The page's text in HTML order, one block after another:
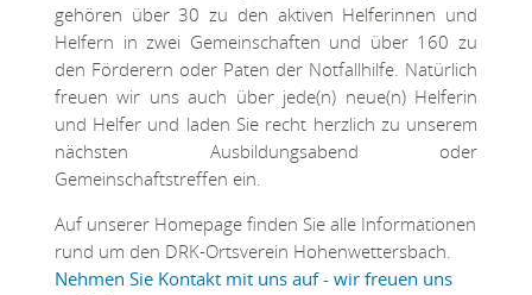
gehören über 30 zu den aktiven Helferinnen und
Helfern in zwei Gemeinschaften und über 160 zu
den Förderern oder Paten der Notfallhilfe. Natürlich
freuen wir uns auch über jede(n) neue(n) Helferin
und Helfer und laden Sie recht herzlich zu unserem
nächsten Ausbildungsabend oder
Gemeinschaftstreffen ein.
Auf unserer Homepage finden Sie alle Informationen
rund um den DRK-Ortsverein Hohenwettersbach.
Nehmen Sie Kontakt mit uns auf - wir freuen uns